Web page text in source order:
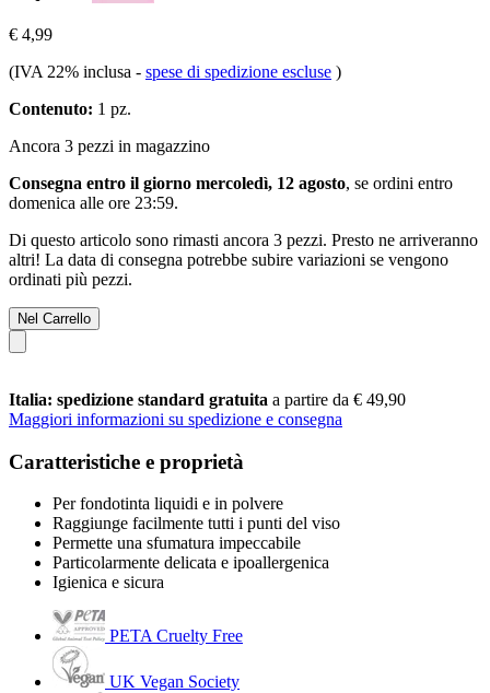
€ 4,99
(IVA 22% inclusa - spese di spedizione escluse )
Contenuto: 1 pz.
Ancora 3 pezzi in magazzino
Consegna entro il giorno mercoledì, 12 agosto, se ordini entro
domenica alle ore 23:59.
Di questo articolo sono rimasti ancora 3 pezzi. Presto ne arriveranno
altri! La data di consegna potrebbe subire variazioni se vengono
ordinati più pezzi.
Nel Carrello
Italia: spedizione standard gratuita a partire da € 49,90
Maggiori informazioni su spedizione e consegna
Caratteristiche e proprietà
Per fondotinta liquidi e in polvere
Raggiunge facilmente tutti i punti del viso
Permette una sfumatura impeccabile
Particolarmente delicata e ipoallergenica
Igienica e sicura
PETA Cruelty Free
UK Vegan Society